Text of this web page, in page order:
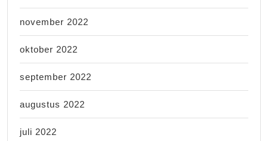
november 2022
oktober 2022
september 2022
augustus 2022
juli 2022